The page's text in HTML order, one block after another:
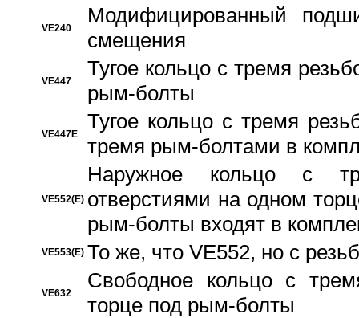
VE240
Модифицированный
смещения
VE447
Тугое кольцо с тремя
рым-болты
VE447E
Тугое кольцо с тремя
тремя рым-болтами в
VE552(E)
Наружное кольцо с
отверстиями на одном
рым-болты входят в
VE553(E) То же, что VE552, но с
VE632
Свободное кольцо с
торце под рым-болты